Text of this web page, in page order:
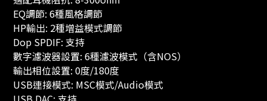
EQ調節: 6種風格調節
HP輸出: 2種增益模式調節
Dop SPDIF: 支持
數字濾波器設置: 6種濾波模式（含NOS）
輸出相位設置: 0度/180度
USB連接模式: MSC模式/Audio模式